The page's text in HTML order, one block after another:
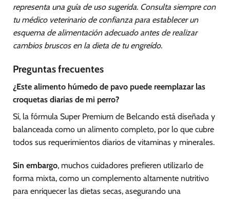
representa una guía de uso sugerida. Consulta siempre con
tu médico veterinario de confianza para establecer un
esquema de alimentación adecuado antes de realizar
cambios bruscos en la dieta de tu engreído.
Preguntas frecuentes
¿Este alimento húmedo de pavo puede reemplazar las
croquetas diarias de mi perro?
Sí, la fórmula Super Premium de Belcando está diseñada y
balanceada como un alimento completo, por lo que cubre
todos sus requerimientos diarios de vitaminas y minerales.
Sin embargo, muchos cuidadores prefieren utilizarlo de
forma mixta, como un complemento altamente nutritivo
para enriquecer las dietas secas, asegurando una